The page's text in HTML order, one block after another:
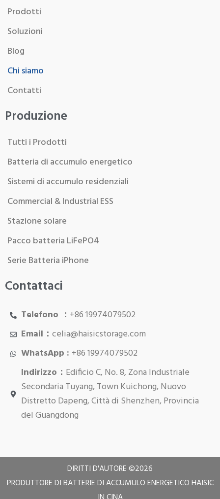
Prodotti
Soluzioni
Blog
Chi siamo
Contatti
Produzione
Tutti i Prodotti
Batteria di accumulo energetico
Sistemi di accumulo residenziali
Commercial & Industrial ESS
Stazione solare
Pacco batteria LiFePO4
Serie Batteria iPhone
Contattaci
Telefono ： +86 19974079502
Email： celia@haisicstorage.com
WhatsApp : +86 19974079502
Indirizzo： Edificio C, No. 8, Zona Industriale
Secondaria Tuyang, Town Kuichong, Nuovo
Distretto Dapeng, Città di Shenzhen, Provincia
del Guangdong
DIRITTI D'AUTORE ©2026
PRODUTTORE DI BATTERIE DI ACCUMULO ENERGETICO HAISIC